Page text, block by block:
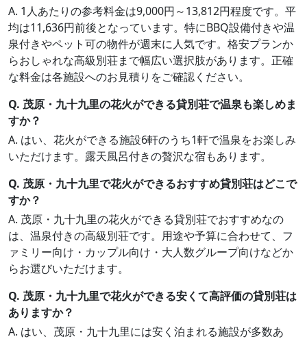
A. 1人あたりの参考料金は9,000円～13,812円程度です。平
均は11,636円前後となっています。特にBBQ設備付きや温
泉付きやペット可の物件が週末に人気です。格安プランか
らおしゃれな高級別荘まで幅広い選択肢があります。正確
な料金は各施設へのお見積りをご確認ください。
Q. 茂原・九十九里の花火ができる貸別荘で温泉も楽しめま
すか？
A. はい、花火ができる施設6軒のうち1軒で温泉をお楽しみ
いただけます。露天風呂付きの贅沢な宿もあります。
Q. 茂原・九十九里で花火ができるおすすめ貸別荘はどこで
すか？
A. 茂原・九十九里の花火ができる貸別荘でおすすめなの
は、温泉付きの高級別荘です。用途や予算に合わせて、フ
ァミリー向け・カップル向け・大人数グループ向けなどか
らお選びいただけます。
Q. 茂原・九十九里で花火ができる安くて高評価の貸別荘は
ありますか？
A. はい、茂原・九十九里には安く泊まれる施設が多数あ